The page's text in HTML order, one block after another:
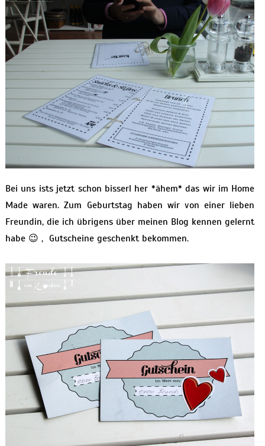
Bei uns ists jetzt schon bisserl her *ähem* das wir im Home
Made waren. Zum Geburtstag haben wir von einer lieben
Freundin, die ich übrigens über meinen Blog kennen gelernt
habe 😉 , Gutscheine geschenkt bekommen.